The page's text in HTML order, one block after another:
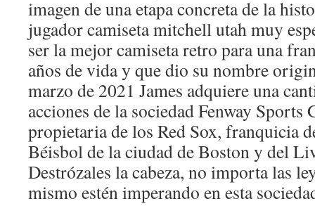
imagen de una etapa concreta de la
jugador camiseta mitchell utah muy
ser la mejor camiseta retro para una
años de vida y que dio su nombre
marzo de 2021 James adquiere una
acciones de la sociedad Fenway Sports
propietaria de los Red Sox, franquicia
Béisbol de la ciudad de Boston y del
Destrózales la cabeza, no importa las
mismo estén imperando en esta